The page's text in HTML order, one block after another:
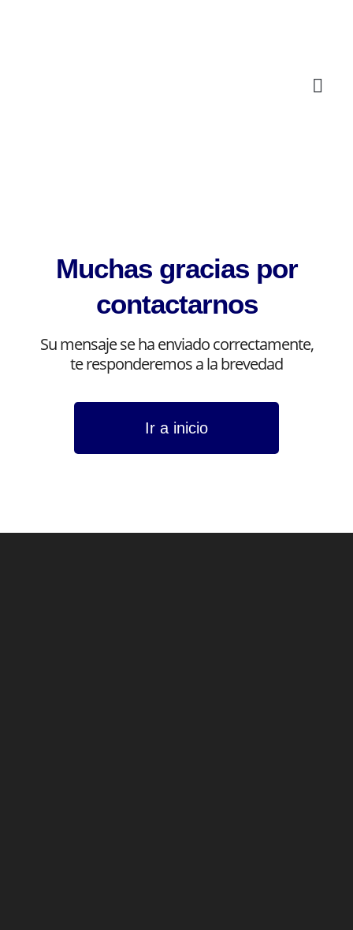
Muchas gracias por
contactarnos
Su mensaje se ha enviado correctamente,
te responderemos a la brevedad
Ir a inicio